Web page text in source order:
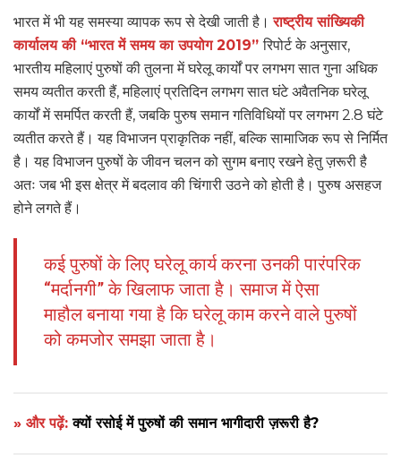
भारत में भी यह समस्या व्यापक रूप से देखी जाती है।राष्ट्रीय सांख्यिकी
कार्यालय की “भारत में समय का उपयोग 2019” रिपोर्ट के अनुसार,
भारतीय महिलाएं पुरुषों की तुलना में घरेलू कार्यों पर लगभग सात गुना अधिक
समय व्यतीत करती हैं, महिलाएं प्रतिदिन लगभग सात घंटे अवैतनिक घरेलू
कार्यों में समर्पित करती हैं, जबकि पुरुष समान गतिविधियों पर लगभग 2.8 घंटे
व्यतीत करते हैं। यह विभाजन प्राकृतिक नहीं, बल्कि सामाजिक रूप से निर्मित
है। यह विभाजन पुरुषों के जीवन चलन को सुगम बनाए रखने हेतु ज़रूरी है
अतः जब भी इस क्षेत्र में बदलाव की चिंगारी उठने को होती है। पुरुष असहज
होने लगते हैं।
कई पुरुषों के लिए घरेलू कार्य करना उनकी पारंपरिक
“मर्दानगी” के खिलाफ जाता है। समाज में ऐसा
माहौल बनाया गया है कि घरेलू काम करने वाले पुरुषों
को कमजोर समझा जाता है।
» और पढ़ें:क्यों रसोई में पुरुषों की समान भागीदारी ज़रूरी है?